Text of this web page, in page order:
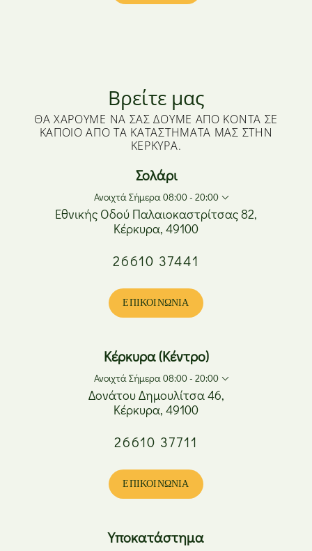
Βρείτε μας
ΘΑ ΧΑΡΟΎΜΕ ΝΑ ΣΑΣ ΔΟΎΜΕ ΑΠΌ ΚΟΝΤΆ ΣΕ
ΚΆΠΟΙΟ ΑΠΌ ΤΑ ΚΑΤΑΣΤΉΜΑΤΆ ΜΑΣ ΣΤΗΝ
ΚΈΡΚΥΡΑ.
Σολάρι
Ανοιχτά Σήμερα 08:00 - 20:00
08:00 - 20:00
08:00 - 20:00
Παρασκευή
08:00 - 20:00
Κυριακή
Κλειστά
Εθνικής Οδού Παλαιοκαστρίτσας 82,
Κέρκυρα, 49100
26610 37441
ΕΠΙΚΟΙΝΩΝΊΑ
Κέρκυρα (Κέντρο)
Ανοιχτά Σήμερα 08:00 - 20:00
08:00 - 20:00
08:00 - 20:00
Παρασκευή
08:00 - 20:00
Κυριακή
Δονάτου Δημουλίτσα 46,
Κέρκυρα, 49100
26610 37711
ΕΠΙΚΟΙΝΩΝΊΑ
Υποκατάστημα